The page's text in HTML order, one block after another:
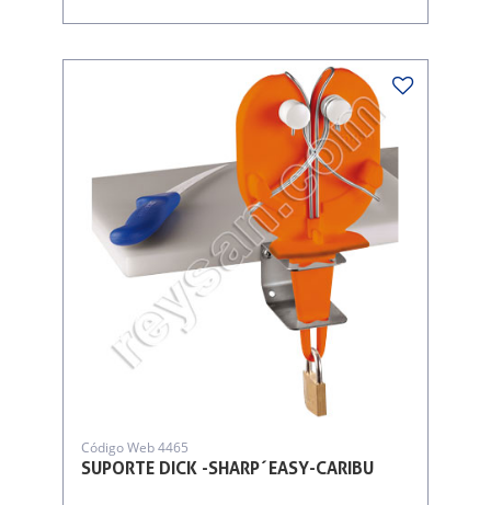
SUPORTE DICK -SHARP´EASY-CARIBU
Código Web 4465